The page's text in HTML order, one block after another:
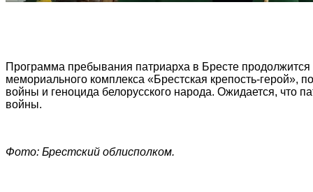
Программа пребывания патриарха в Бресте
мемориального комплекса «Брестская крепость-
войны и геноцида белорусского народа. Ожидается, что
войны.
Фото: Брестский облисполком.